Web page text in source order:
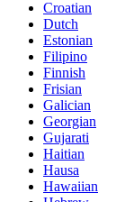
Croatian
Dutch
Estonian
Filipino
Finnish
Frisian
Galician
Georgian
Gujarati
Haitian
Hausa
Hawaiian